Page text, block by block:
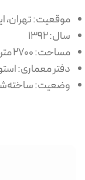
موقعیت: تهران،
سال: ۱۳۹۲
مساحت: ۲۷۰۰ مترمربع
دفتر معماری:
وضعیت: